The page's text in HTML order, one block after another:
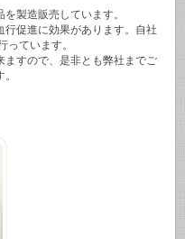
製造販売しています。
促進に効果があります。自社
っています。
ますので、是非とも弊社までご